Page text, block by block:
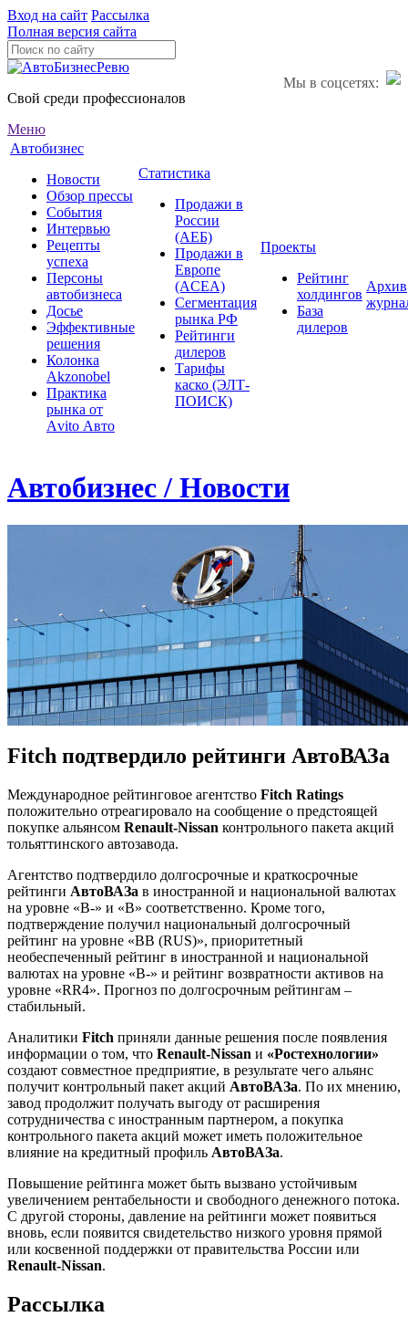
Вход на сайт Рассылка
Полная версия сайта
Мы в соцсетях:
Свой среди профессионалов
Меню
Автобизнес
Новости
Обзор прессы
События
Интервью
Рецепты
успеха
Персоны
автобизнеса
Досье
Эффективные
решения
Колонка
Akzonobel
Практика
рынка от
Аvito Авто
Статистика
Продажи в
России
(АЕБ)
Продажи в
Европе
(ACEA)
Сегментация
рынка РФ
Рейтинги
дилеров
Тарифы
каско (ЭЛТ-
ПОИСК)
Проекты
Рейтинг
холдингов
База
дилеров
Архив
Автобизнес / Новости
Fitch подтвердило рейтинги АвтоВАЗа
Международное рейтинговое агентство Fitch Ratings
положительно отреагировало на сообщение о предстоящей
покупке альянсом Renault-Nissan контрольного пакета акций
тольяттинского автозавода.
Агентство подтвердило долгосрочные и краткосрочные
рейтинги АвтоВАЗа в иностранной и национальной валютах
на уровне «B-» и «B» соответственно. Кроме того,
подтверждение получил национальный долгосрочный
рейтинг на уровне «BB (RUS)», приоритетный
необеспеченный рейтинг в иностранной и национальной
валютах на уровне «B-» и рейтинг возвратности активов на
уровне «RR4». Прогноз по долгосрочным рейтингам –
стабильный.
Аналитики Fitch приняли данные решения после появления
информации о том, что Renault-Nissan и «Ростехнологии»
создают совместное предприятие, в результате чего альянс
получит контрольный пакет акций АвтоВАЗа. По их мнению,
завод продолжит получать выгоду от расширения
сотрудничества с иностранным партнером, а покупка
контрольного пакета акций может иметь положительное
влияние на кредитный профиль АвтоВАЗа.
Повышение рейтинга может быть вызвано устойчивым
увеличением рентабельности и свободного денежного потока.
С другой стороны, давление на рейтинги может появиться
вновь, если появится свидетельство низкого уровня прямой
или косвенной поддержки от правительства России или
Renault-Nissan.
Рассылка